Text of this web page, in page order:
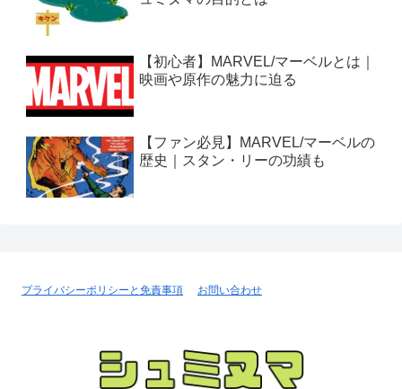
【初心者】MARVEL/マーベルとは｜
映画や原作の魅力に迫る
【ファン必見】MARVEL/マーベルの
歴史｜スタン・リーの功績も
プライバシーポリシーと免責事項 お問い合わせ